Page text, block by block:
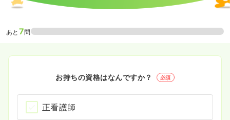
あと 7問
お持ちの資格はなんですか？ 必須
正看護師